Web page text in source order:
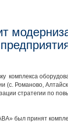
комплекса
Романово,
стратегии по
был принят